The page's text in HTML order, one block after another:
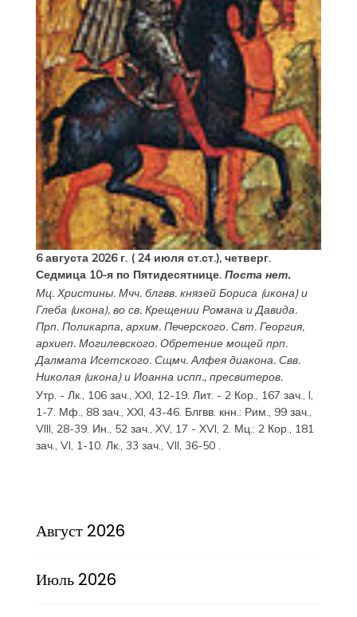
6 августа 2026 г. ( 24 июля ст.ст.), четверг.
Седмица 10-я по Пятидесятнице. Поста нет.
Мц. Христины. Мчч. блгвв. князей Бориса(икона) и
Глеба(икона), во св. Крещении Романа и Давида.
Прп. Поликарпа, архим. Печерского. Свт. Георгия,
архиеп. Могилевского. Обретение мощей прп.
ДалматаИсетского. Сщмч.Алфеядиакона. Свв.
Николая(икона) и Иоаннаиспп., пресвитеров.
Утр. - Лк., 106 зач., XXI, 12-19. Лит. - 2 Кор., 167 зач., I,
1-7. Мф., 88 зач., XXI, 43-46. Блгвв. кнн.: Рим., 99 зач.,
VIII, 28-39. Ин., 52 зач., XV, 17 - XVI, 2. Мц.: 2 Кор., 181
зач., VI, 1-10. Лк., 33 зач., VII, 36-50 .
Август 2026
Июль 2026